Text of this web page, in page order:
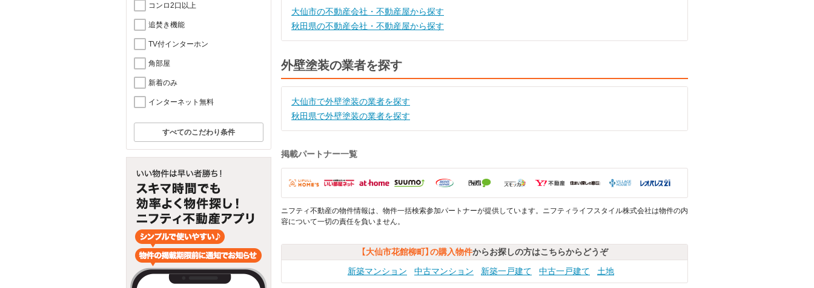
コンロ2口以上
追焚き機能
TV付インターホン
角部屋
新着のみ
インターネット無料
すべてのこだわり条件
大仙市の不動産会社・不動産屋から探す
秋田県の不動産会社・不動産屋から探す
外壁塗装の業者を探す
大仙市で外壁塗装の業者を探す
秋田県で外壁塗装の業者を探す
掲載パートナー一覧
ニフティ不動産の物件情報は、物件一括検索参加パートナーが提供しています。ニフティライフスタイル株式会社は物件の内
容について一切の責任を負いません。
【大仙市花館柳町】の購入物件からお探しの方はこちらからどうぞ
新築マンション
中古マンション 新築一戸建て 中古一戸建て 土地